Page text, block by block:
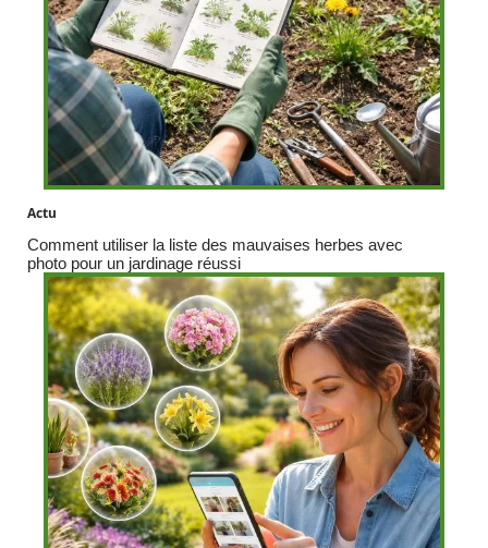
Actu
Comment utiliser la liste des mauvaises herbes avec
photo pour un jardinage réussi